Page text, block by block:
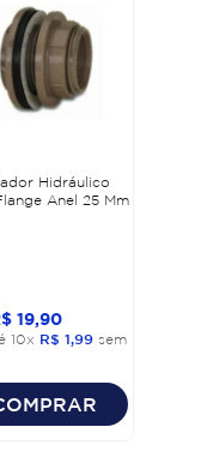
Hidráulico
Anel 25 Mm
19,90
10x R$ 1,99 sem